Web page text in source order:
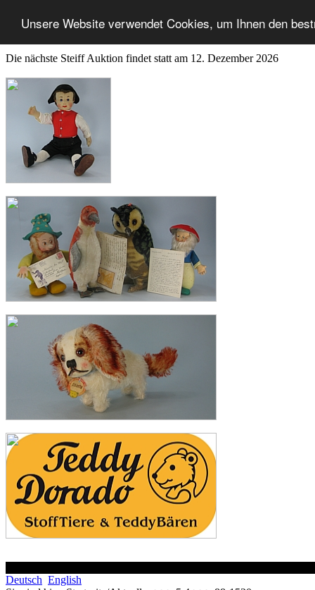
Unsere Website verwendet Cookies, um Ihnen den
Die nächste Steiff Auktion findet statt am 12. Dezember 2026
Deutsch English